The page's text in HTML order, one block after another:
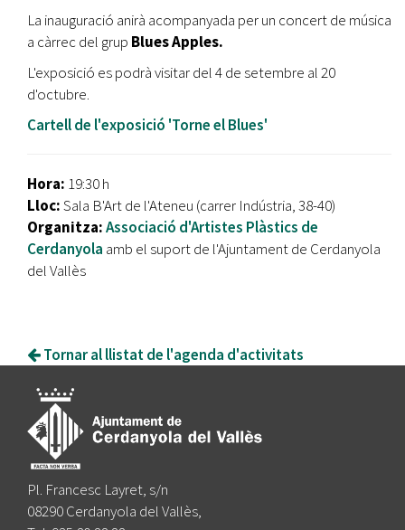
La inauguració anirà acompanyada per un concert de música
a càrrec del grup Blues Apples.
L'exposició es podrà visitar del 4 de setembre al 20
d'octubre.
Cartell de l'exposició 'Torne el Blues'
Hora: 19:30 h
Lloc:Sala B'Art de l'Ateneu (carrer Indústria, 38-40)
Organitza:Associació d'Artistes Plàstics de
Cerdanyola amb el suport de l'Ajuntament de Cerdanyola
del Vallès
Tornar al llistat de l'agenda d'activitats
Pl. Francesc Layret, s/n
08290 Cerdanyola del Vallès,